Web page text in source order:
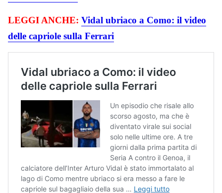
LEGGI ANCHE: Vidal ubriaco a Como: il video
delle capriole sulla Ferrari